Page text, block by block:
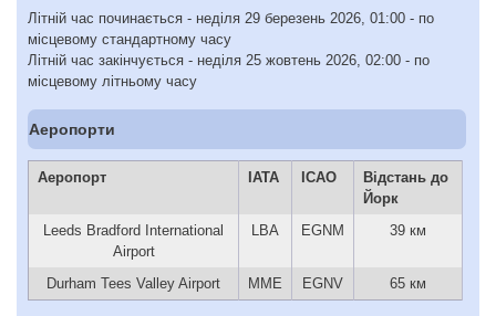
Літній час починається - неділя 29 березень 2026, 01:00 - по
місцевому стандартному часу
Літній час закінчується - неділя 25 жовтень 2026, 02:00 - по
місцевому літньому часу
Аеропорти
Аеропорт IATA ICAO
Відстань до
Йорк
Leeds Bradford International
Airport
LBA EGNM 39 км
Durham Tees Valley Airport MME EGNV 65 км